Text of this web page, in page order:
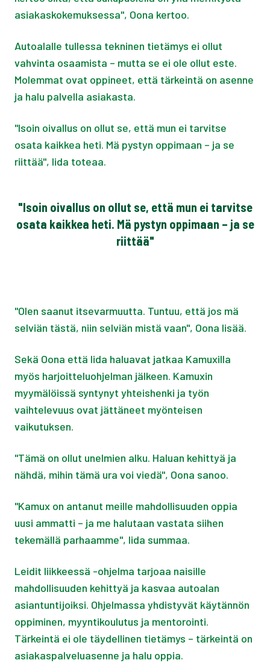
asiakaskokemuksessa", Oona kertoo.
Autoalalle tullessa tekninen tietämys ei ollut
vahvinta osaamista – mutta se ei ole ollut este.
Molemmat ovat oppineet, että tärkeintä on asenne
ja halu palvella asiakasta.
"Isoin oivallus on ollut se, että mun ei tarvitse
osata kaikkea heti. Mä pystyn oppimaan – ja se
riittää", Iida toteaa.
"Isoin oivallus on ollut se, että mun ei tarvitse
osata kaikkea heti. Mä pystyn oppimaan – ja se
riittää"
"Olen saanut itsevarmuutta. Tuntuu, että jos mä
selviän tästä, niin selviän mistä vaan", Oona lisää.
Sekä Oona että Iida haluavat jatkaa Kamuxilla
myös harjoitteluohjelman jälkeen. Kamuxin
myymälöissä syntynyt yhteishenki ja työn
vaihtelevuus ovat jättäneet myönteisen
vaikutuksen.
"Tämä on ollut unelmien alku. Haluan kehittyä ja
nähdä, mihin tämä ura voi viedä", Oona sanoo.
"Kamux on antanut meille mahdollisuuden oppia
uusi ammatti – ja me halutaan vastata siihen
tekemällä parhaamme", Iida summaa.
Leidit liikkeessä -ohjelma tarjoaa naisille
mahdollisuuden kehittyä ja kasvaa autoalan
asiantuntijoiksi. Ohjelmassa yhdistyvät käytännön
oppiminen, myyntikoulutus ja mentorointi.
Tärkeintä ei ole täydellinen tietämys – tärkeintä on
asiakaspalveluasenne ja halu oppia.